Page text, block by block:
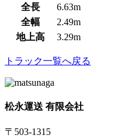
全長
6.63m
全幅
2.49m
地上高
3.29m
トラック一覧へ戻る
松永運送 有限会社
〒503-1315